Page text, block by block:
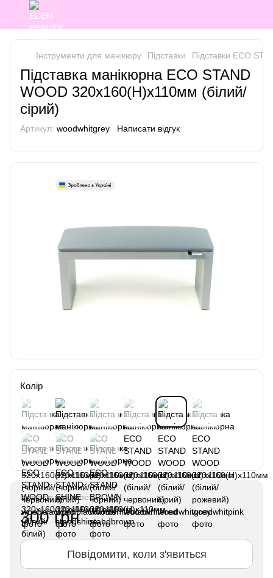
Інструменти для манікюру Підставки Підставки ECO
Підставка манікюрна ECO STAND
WOOD 320х160(Н)х110мм (білий/
сірий)
Артикул: woodwhitgrey Написати відгук
Колір
Немає в наявності
300 грн
Повідомити, коли з'явиться